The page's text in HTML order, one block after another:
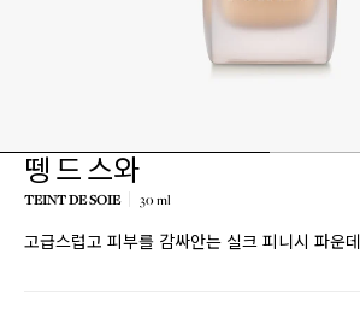
뗑 드 스와
TEINT DE SOIE 30 ml
고급스럽고 피부를 감싸안는 실크 피니시 파운